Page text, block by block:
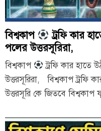
বিশ্বকাপ
ট্রফি কার
পলের উত্তরসূরিরা,
বিশ্বকাপ
ট্রফি কার হাতে
উত্তরসূরিরা, বিশ্বকাপ ট্রফি
উত্তরসূরি কে জিতবে